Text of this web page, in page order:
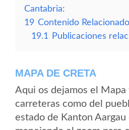
Cantabria:
19 Contenido
19.1
Publicaciones
MAPA DE CRETA
Aqui os dejamos el Mapa
carreteras como del
estado de Kanton